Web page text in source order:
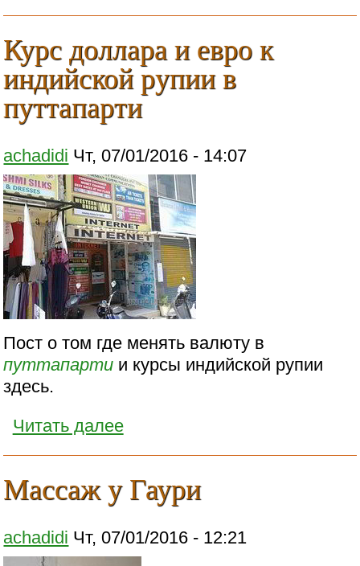
Курс доллара и евро к
индийской рупии в
путтапарти
achadidi Чт, 07/01/2016 - 14:07
Пост о том где менять валюту в
путтапарти и курсы индийской рупии
здесь.
Читать далее
Массаж у Гаури
achadidi Чт, 07/01/2016 - 12:21